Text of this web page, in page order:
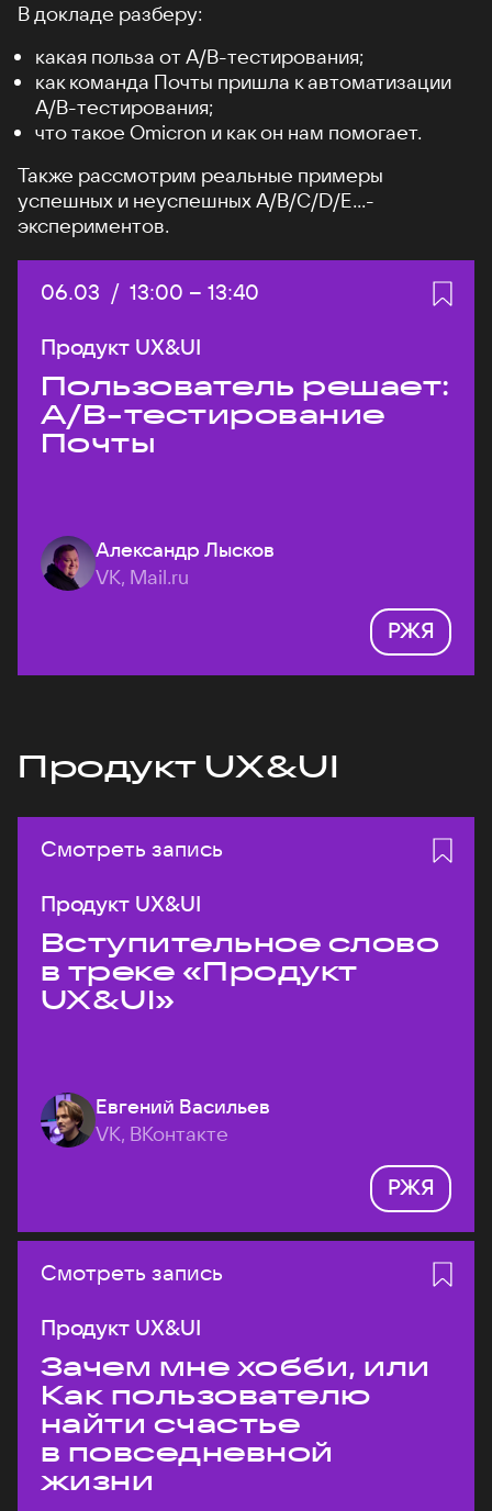
В докладе разберу:
какая польза от А/B-тестирования;
как команда Почты пришла к автоматизации
A/B-тестирования;
что такое Omicron и как он нам помогает.
Также рассмотрим реальные примеры
успешных и неуспешных A/B/C/D/E...-
экспериментов.
Дата:
06.03 / Начало:
13:00 – Конец:
13:40
Продукт UX&UI
Пользователь решает:
A/B-тестирование
Почты
Александр Лысков
VK, Mail.ru
РЖЯ
Продукт UX&UI
Смотреть запись
Продукт UX&UI
Вступительное слово
в треке «Продукт
UX&UI»
Евгений Васильев
VK, ВКонтакте
РЖЯ
Смотреть запись
Продукт UX&UI
Зачем мне хобби, или
Как пользователю
найти счастье
в повседневной
жизни